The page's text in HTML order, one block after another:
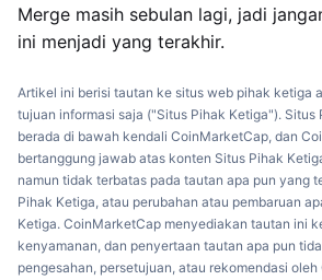
Merge masih sebulan lagi, jadi
ini menjadi yang terakhir.
Artikel ini berisi tautan ke situs web pihak ketiga
tujuan informasi saja ("Situs Pihak Ketiga"). Situs
berada di bawah kendali CoinMarketCap, dan
bertanggung jawab atas konten Situs Pihak
namun tidak terbatas pada tautan apa pun yang
Pihak Ketiga, atau perubahan atau pembaruan
Ketiga. CoinMarketCap menyediakan tautan ini
kenyamanan, dan penyertaan tautan apa pun
pengesahan, persetujuan, atau rekomendasi